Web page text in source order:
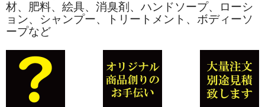
材、肥料、絵具、消臭剤、ハンドソープ、ローシ
ョン、シャンプー、トリートメント、ボディーソ
ープなど